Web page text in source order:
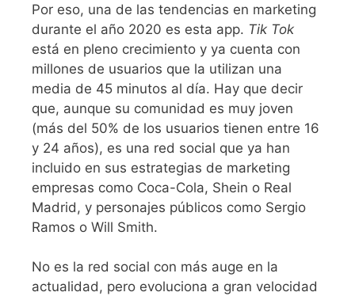
Por eso, una de las tendencias en marketing
durante el año 2020 es esta app. Tik Tok
está en pleno crecimiento y ya cuenta con
millones de usuarios que la utilizan una
media de 45 minutos al día. Hay que decir
que, aunque su comunidad es muy joven
(más del 50% de los usuarios tienen entre 16
y 24 años), es una red social que ya han
incluido en sus estrategias de marketing
empresas como Coca-Cola, Shein o Real
Madrid, y personajes públicos como Sergio
Ramos o Will Smith.
No es la red social con más auge en la
actualidad, pero evoluciona a gran velocidad